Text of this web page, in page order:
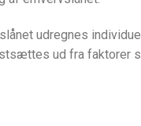
udregnes
ud fra faktorer